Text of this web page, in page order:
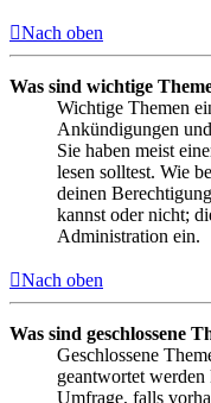
Nach oben
Was sind wichtige
Wichtige Themen
Ankündigungen
Sie haben meist
lesen solltest. Wie
deinen
kannst oder nicht;
Administration ein.
Nach oben
Was sind geschlossene
Geschlossene
geantwortet
Umfrage, falls